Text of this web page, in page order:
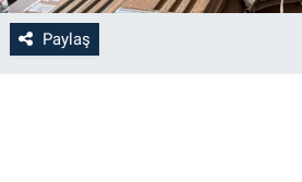
Paylaş
Teknoloji